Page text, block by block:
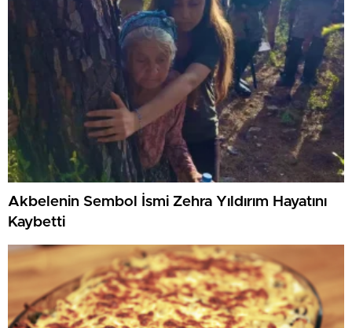
Akbelenin Sembol İsmi Zehra Yıldırım Hayatını
Kaybetti